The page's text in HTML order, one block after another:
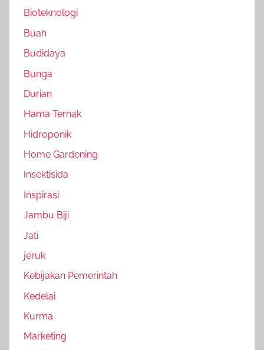
Bioteknologi
Buah
Budidaya
Bunga
Durian
Hama Ternak
Hidroponik
Home Gardening
Insektisida
Inspirasi
Jambu Biji
Jati
jeruk
Kebijakan Pemerintah
Kedelai
Kurma
Marketing